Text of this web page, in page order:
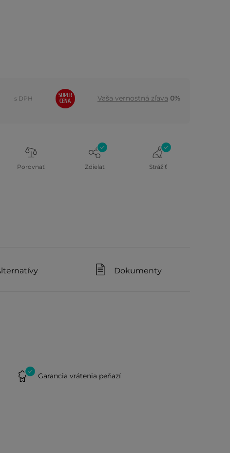
s DPH
SUPER
CENA
Vaša vernostná zľava 0%
Porovnať Zdielať Strážiť
Dokumenty
Garancia vrátenia peňazí